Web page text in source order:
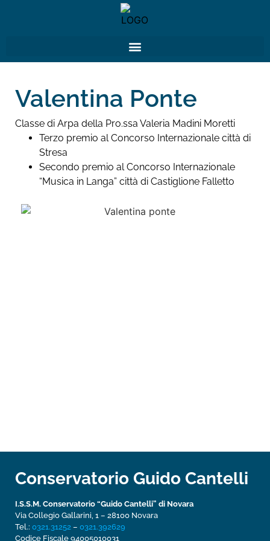
Valentina Ponte
Classe di Arpa della Pro.ssa Valeria Madini Moretti
Terzo premio al Concorso Internazionale città di
Stresa
Secondo premio al Concorso Internazionale
“Musica in Langa” città di Castiglione Falletto
Conservatorio Guido Cantelli
I.S.S.M. Conservatorio “Guido Cantelli” di Novara
Via Collegio Gallarini, 1 – 28100 Novara
Tel.: 0321.31252 – 0321.392629
Codice Fiscale 94005010031­